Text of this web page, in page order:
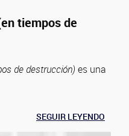
tiempos de
de destrucción) es una
SEGUIR LEYENDO